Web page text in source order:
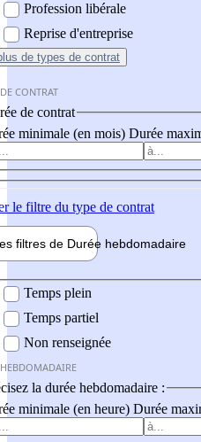
Profession libérale
Reprise d'entreprise
de types de contrat
CONTRAT
de contrat
minimale (en mois) Durée
le filtre du type de contrat
filtres de Durée hebdomadaire
Temps plein
Temps partiel
Non renseignée
la durée hebdomadaire :
minimale (en heure) Durée